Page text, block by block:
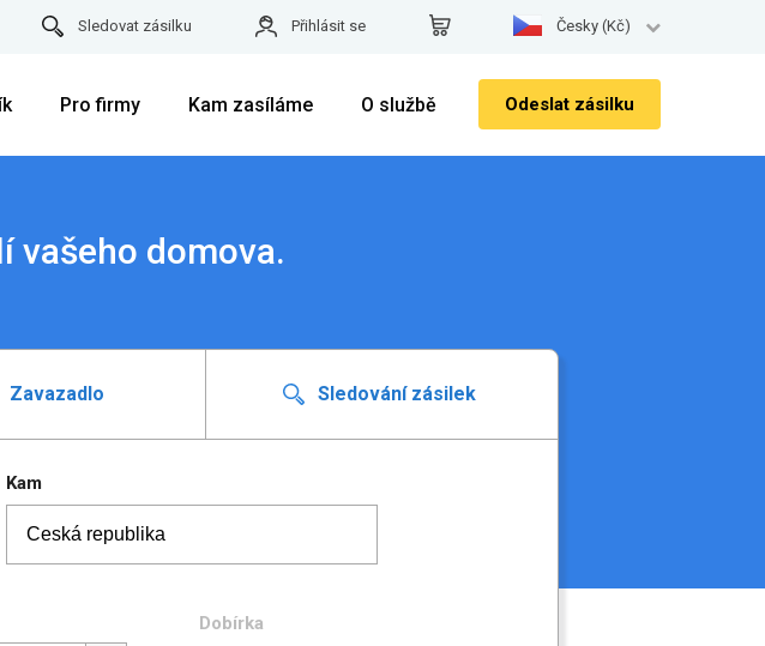
Česky (Kč)
Přihlásit se
Sledovat zásilku
Odeslat zásilku
Pro firmy Kam zasíláme O službě
vašeho domova.
Zavazadlo Sledování zásilek
Kam
Dobírka